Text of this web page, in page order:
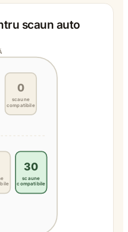
scaun auto
0
scaune
compatibile
30
scaune
compatibile